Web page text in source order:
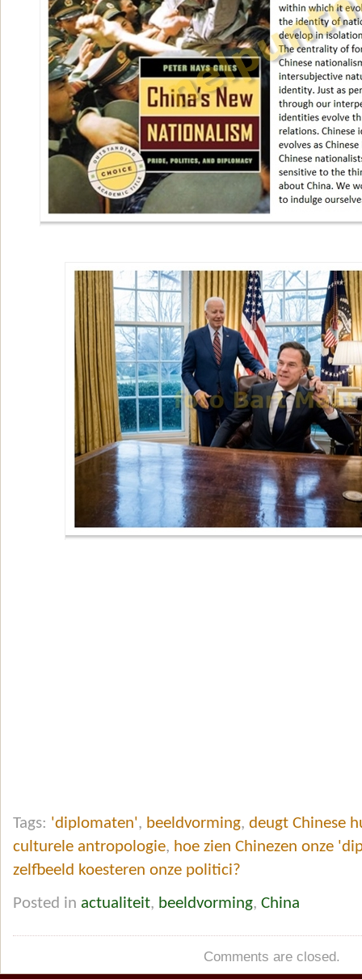
Tags: 'diplomaten', beeldvorming, deugt Chinese
culturele antropologie, hoe zien Chinezen onze
zelfbeeld koesteren onze politici?
Posted in actualiteit, beeldvorming, China
Comments are closed.